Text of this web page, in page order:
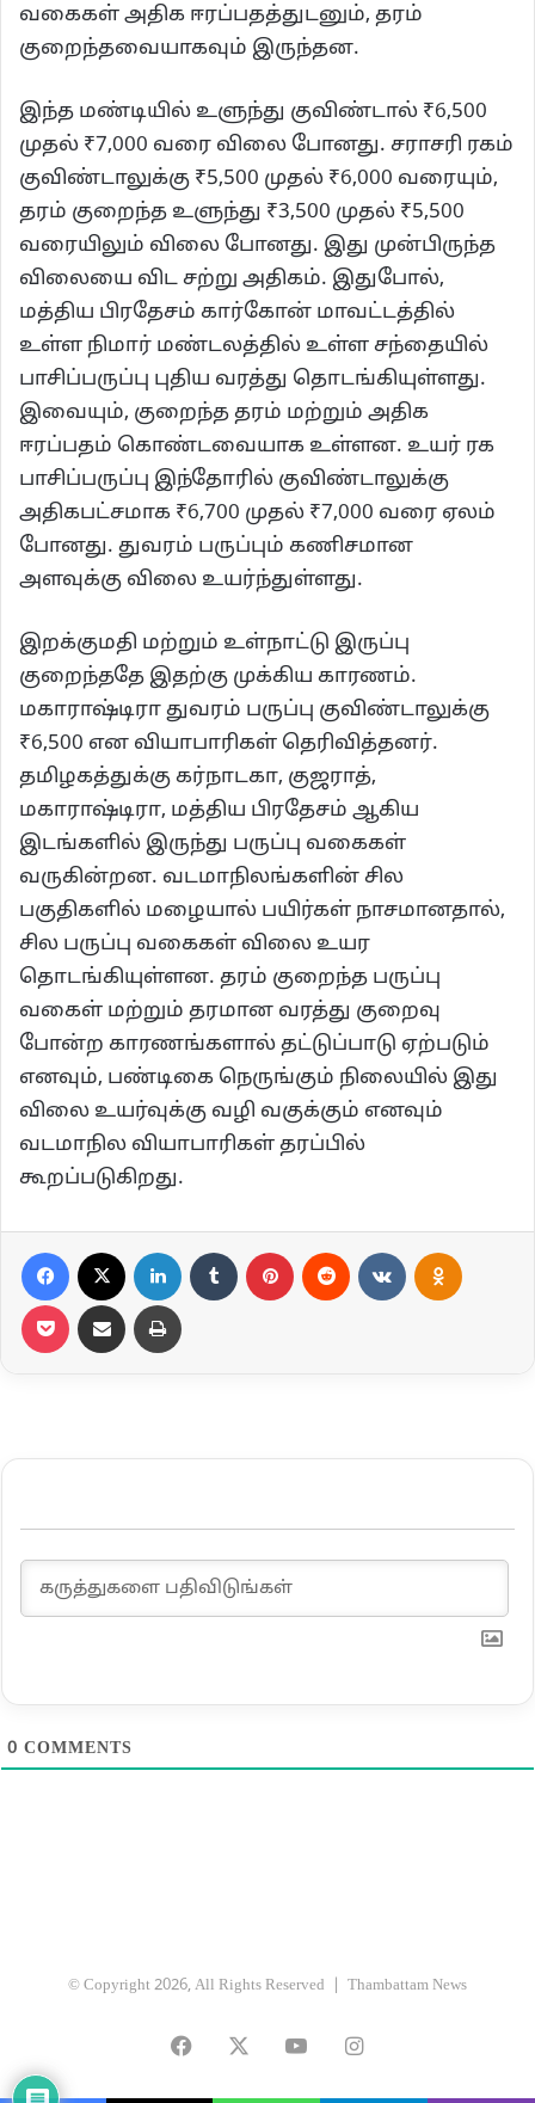
வகைகள் அதிக ஈரப்பதத்துடனும், தரம்
குறைந்தவையாகவும் இருந்தன.
இந்த மண்டியில் உளுந்து குவிண்டால் ₹6,500
முதல் ₹7,000 வரை விலை போனது. சராசரி ரகம்
குவிண்டாலுக்கு ₹5,500 முதல் ₹6,000 வரையும்,
தரம் குறைந்த உளுந்து ₹3,500 முதல் ₹5,500
வரையிலும் விலை போனது. இது முன்பிருந்த
விலையை விட சற்று அதிகம். இதுபோல்,
மத்திய பிரதேசம் கார்கோன் மாவட்டத்தில்
உள்ள நிமார் மண்டலத்தில் உள்ள சந்தையில்
பாசிப்பருப்பு புதிய வரத்து தொடங்கியுள்ளது.
இவையும், குறைந்த தரம் மற்றும் அதிக
ஈரப்பதம் கொண்டவையாக உள்ளன. உயர் ரக
பாசிப்பருப்பு இந்தோரில் குவிண்டாலுக்கு
அதிகபட்சமாக ₹6,700 முதல் ₹7,000 வரை ஏலம்
போனது. துவரம் பருப்பும் கணிசமான
அளவுக்கு விலை உயர்ந்துள்ளது.
இறக்குமதி மற்றும் உள்நாட்டு இருப்பு
குறைந்ததே இதற்கு முக்கிய காரணம்.
மகாராஷ்டிரா துவரம் பருப்பு குவிண்டாலுக்கு
₹6,500 என வியாபாரிகள் தெரிவித்தனர்.
தமிழகத்துக்கு கர்நாடகா, குஜராத்,
மகாராஷ்டிரா, மத்திய பிரதேசம் ஆகிய
இடங்களில் இருந்து பருப்பு வகைகள்
வருகின்றன. வடமாநிலங்களின் சில
பகுதிகளில் மழையால் பயிர்கள் நாசமானதால்,
சில பருப்பு வகைகள் விலை உயர
தொடங்கியுள்ளன. தரம் குறைந்த பருப்பு
வகைள் மற்றும் தரமான வரத்து குறைவு
போன்ற காரணங்களால் தட்டுப்பாடு ஏற்படும்
எனவும், பண்டிகை நெருங்கும் நிலையில் இது
விலை உயர்வுக்கு வழி வகுக்கும் எனவும்
வடமாநில வியாபாரிகள் தரப்பில்
கூறப்படுகிறது.
0 COMMENTS
© Copyright 2026, All Rights Reserved | Thambattam News
Facebook YouTubeInstagram